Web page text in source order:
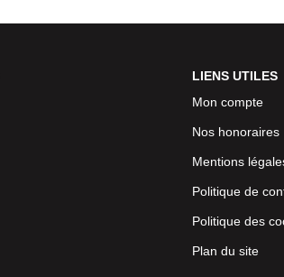
LIENS UTILES
Mon compte
Nos honoraires
Mentions
Politique de
Politique des
Plan du site